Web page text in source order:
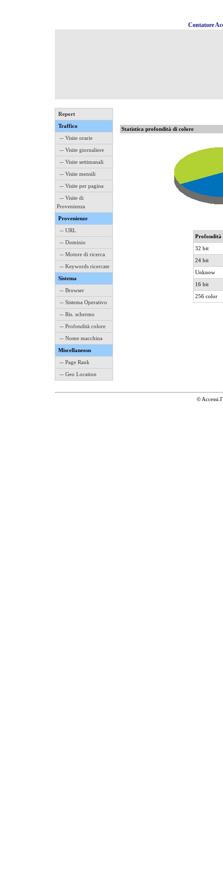
Contatore
Report
Traffico
-- Visite orarie
-- Visite giornaliere
-- Visite settimanali
-- Visite mensili
-- Visite per pagina
-- Visite di
Provenienza
Provenienze
-- URL
-- Dominio
-- Motore di ricerca
-- Keywords ricercate
Sistema
-- Browser
-- Sistema Operativo
-- Ris. schermo
-- Profondità colore
-- Nome macchina
Miscellaneous
-- Page Rank
-- Geo Location
Statistica profondità di colore
Profondità
32 bit
24 bit
Unknow
16 bit
256 color
©